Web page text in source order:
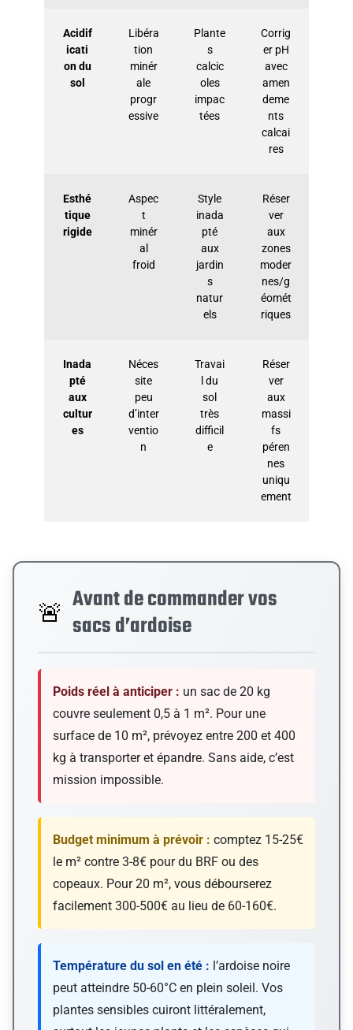
Acidif
icati
on du
sol
Libéra
tion
minér
ale
progr
essive
Plante
s
calcic
oles
impac
tées
Corrig
er pH
avec
amen
deme
nts
calcai
res
Esthé
tique
rigide
Aspec
t
minér
al
froid
Style
inada
pté
aux
jardin
s
natur
els
Réser
ver
aux
zones
moder
nes/g
éomét
riques
Inada
pté
aux
cultur
es
Néces
site
peu
d’inter
ventio
n
Travai
l du
sol
très
difficil
e
Réser
ver
aux
massi
fs
péren
nes
uniqu
ement
🚨 Avant de commander vos
sacs d’ardoise
Poids réel à anticiper : un sac de 20 kg
couvre seulement 0,5 à 1 m². Pour une
surface de 10 m², prévoyez entre 200 et 400
kg à transporter et épandre. Sans aide, c’est
mission impossible.
Budget minimum à prévoir : comptez 15-25€
le m² contre 3-8€ pour du BRF ou des
copeaux. Pour 20 m², vous débourserez
facilement 300-500€ au lieu de 60-160€.
Température du sol en été : l’ardoise noire
peut atteindre 50-60°C en plein soleil. Vos
plantes sensibles cuiront littéralement,